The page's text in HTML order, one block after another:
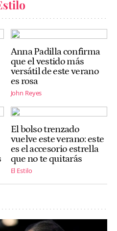
Anna Padilla confirma
que el vestido más
versátil de este verano
es rosa
John Reyes
El bolso trenzado
vuelve este verano: este
es el accesorio estrella
que no te quitarás
El Estilo